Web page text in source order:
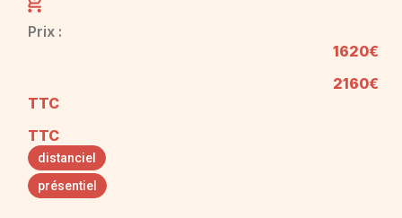
Prix :
1620€
2160€
TTC
TTC
distanciel
présentiel